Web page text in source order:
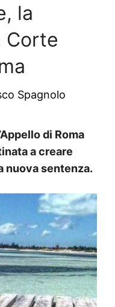
la
Corte
Spagnolo
di Roma
a creare
nuova sentenza.